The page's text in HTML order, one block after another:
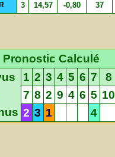
3 14,57 -0,80 37
Pronostic Calculé
1 2 3 4 5 6 7 8
7 8 2 9 4 6 5 10
2 3 1 4